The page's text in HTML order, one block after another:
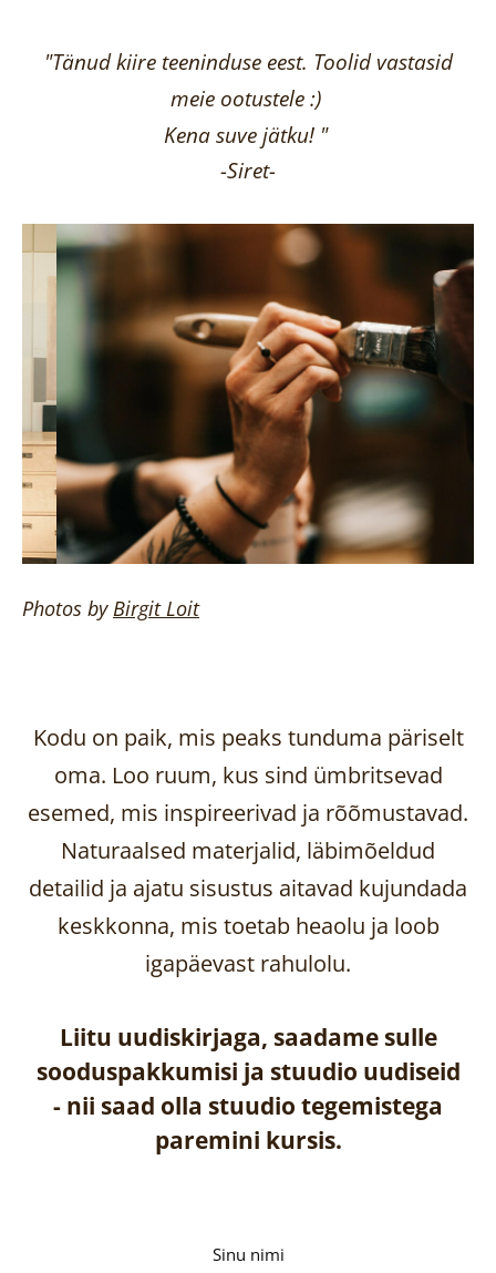
"Tänud kiire teeninduse eest. Toolid vastasid
meie ootustele :)
Kena suve jätku! "
-Siret-
Photos byBirgitLoit
Kodu on paik, mis peaks tunduma päriselt
oma. Loo ruum, kus sind ümbritsevad
esemed, mis inspireerivad ja rõõmustavad.
Naturaalsed materjalid, läbimõeldud
detailid ja ajatu sisustus aitavad kujundada
keskkonna, mis toetab heaolu ja loob
igapäevast rahulolu.
Liitu uudiskirjaga, saadame sulle
sooduspakkumisi ja stuudio uudiseid
- nii saad olla stuudio tegemistega
paremini kursis.
Sinu nimi